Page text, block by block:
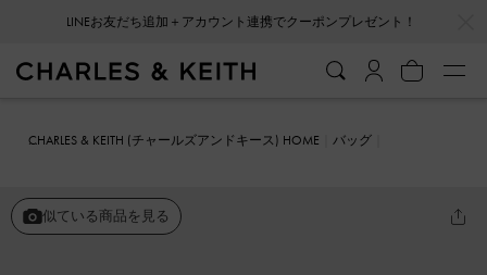
LINEお友だち追加＋アカウント連携でクーポンプレゼント！
CHARLES & KEITH (チャールズアンドキース) HOME
バッグ
似ている商品を見る